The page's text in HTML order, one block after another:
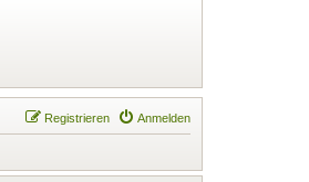
Anmelden
Registrieren